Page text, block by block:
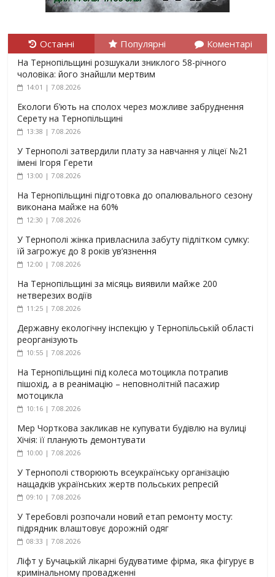
Останні Популярні Коментарі
На Тернопільщині розшукали зниклого 58-річного
чоловіка: його знайшли мертвим
14:01 | 7.08.2026
Екологи б’ють на сполох через можливе забруднення
Серету на Тернопільщині
13:38 | 7.08.2026
У Тернополі затвердили плату за навчання у ліцеї №21
імені Ігоря Герети
13:00 | 7.08.2026
На Тернопільщині підготовка до опалювального сезону
виконана майже на 60%
12:30 | 7.08.2026
У Тернополі жінка привласнила забуту підлітком сумку:
їй загрожує до 8 років ув’язнення
12:00 | 7.08.2026
На Тернопільщині за місяць виявили майже 200
нетверезих водіїв
11:25 | 7.08.2026
Державну екологічну інспекцію у Тернопільській області
реорганізують
10:55 | 7.08.2026
На Тернопільщині під колеса мотоцикла потрапив
пішохід, а в реанімацію – неповнолітній пасажир
мотоцикла
10:16 | 7.08.2026
Мер Чорткова закликав не купувати будівлю на вулиці
Хічія: її планують демонтувати
10:00 | 7.08.2026
У Тернополі створюють всеукраїнську організацію
нащадків українських жертв польських репресій
09:10 | 7.08.2026
У Теребовлі розпочали новий етап ремонту мосту:
підрядник влаштовує дорожній одяг
08:33 | 7.08.2026
Ліфт у Бучацькій лікарні будуватиме фірма, яка фігурує в
кримінальному провадженні